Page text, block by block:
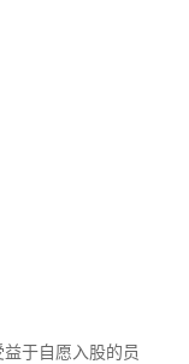
于自愿入股的员